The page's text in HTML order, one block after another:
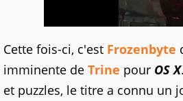
Cette fois-ci, c'est Frozenbyte
imminente de Trine pour OS X
et puzzles, le titre a connu un